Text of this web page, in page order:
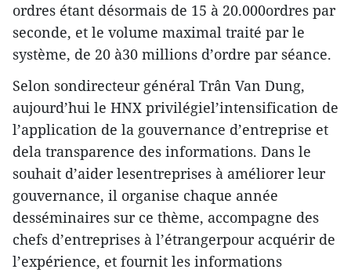
ordres étant désormais de 15 à 20.000ordres par
seconde, et le volume maximal traité par le
système, de 20 à30 millions d’ordre par séance.
Selon sondirecteur général Trân Van Dung,
aujourd’hui le HNX privilégiel’intensification de
l’application de la gouvernance d’entreprise et
dela transparence des informations. Dans le
souhait d’aider lesentreprises à améliorer leur
gouvernance, il organise chaque année
desséminaires sur ce thème, accompagne des
chefs d’entreprises à l’étrangerpour acquérir de
l’expérience, et fournit les informations